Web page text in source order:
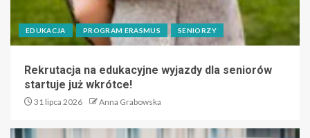
EDUKACJA PROGRAM ERASMUS SENIORZY
Rekrutacja na edukacyjne wyjazdy dla seniorów
startuje już wkrótce!
31 lipca 2026 Anna Grabowska